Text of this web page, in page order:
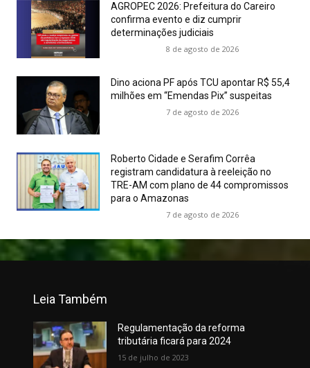
AGROPEC 2026: Prefeitura do Careiro
confirma evento e diz cumprir
determinações judiciais
8 de agosto de 2026
Dino aciona PF após TCU apontar R$ 55,4
milhões em “Emendas Pix” suspeitas
7 de agosto de 2026
Roberto Cidade e Serafim Corrêa
registram candidatura à reeleição no
TRE-AM com plano de 44 compromissos
para o Amazonas
7 de agosto de 2026
Leia Também
Regulamentação da reforma
tributária ficará para 2024
15 de julho de 2023